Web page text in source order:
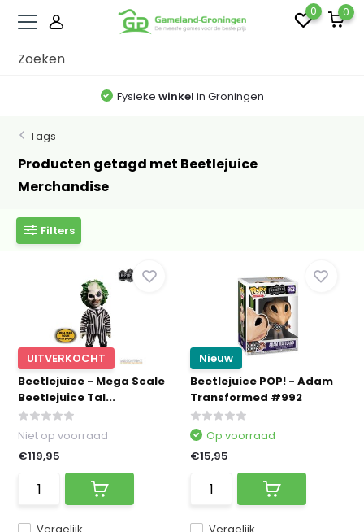
0 0
Fysieke winkel in Groningen
Tags
Producten getagd met Beetlejuice
Merchandise
Filters
UITVERKOCHT
Beetlejuice - Mega Scale
Beetlejuice Tal...
Niet op voorraad
€119,95
Nieuw
Beetlejuice POP! - Adam
Transformed #992
Op voorraad
€15,95